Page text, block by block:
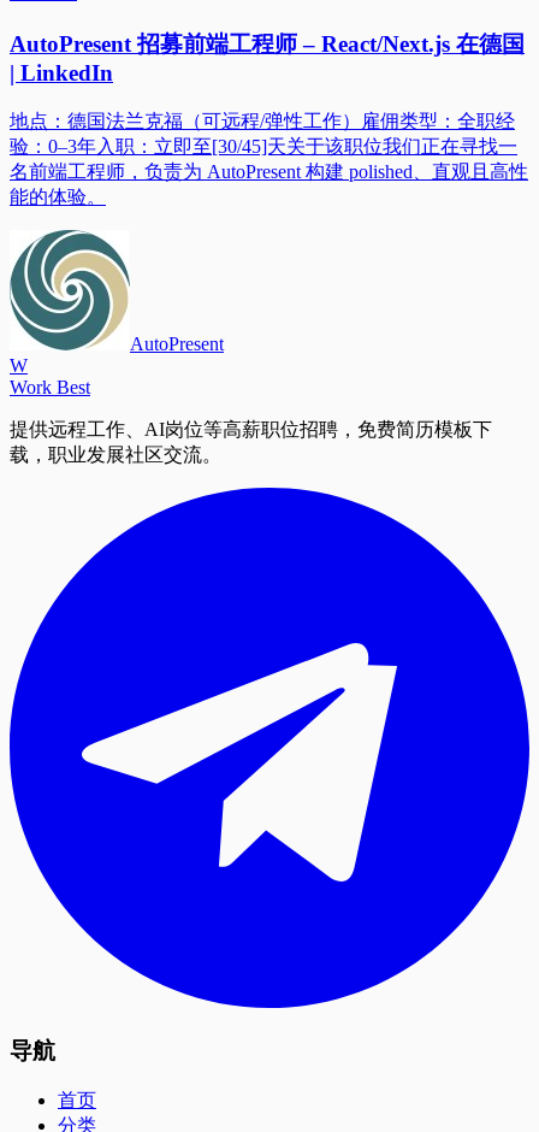
AutoPresent 招募前端工程师 – React/Next.js 在德国
| LinkedIn
地点：德国法兰克福（可远程/弹性工作）雇佣类型：全职经
验：0–3年入职：立即至[30/45]天关于该职位我们正在寻找一
名前端工程师，负责为 AutoPresent 构建 polished、直观且高性
能的体验。
AutoPresent
W
Work Best
提供远程工作、AI岗位等高薪职位招聘，免费简历模板下
载，职业发展社区交流。
导航
首页
分类